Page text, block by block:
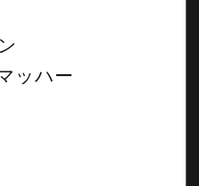
ッハー